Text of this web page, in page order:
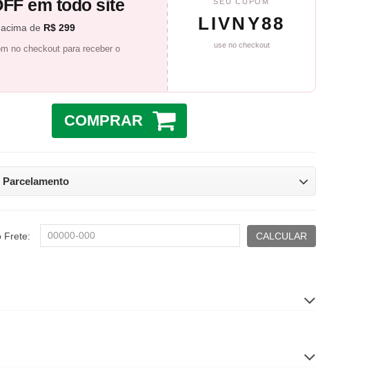
em todo site
de R$ 299
no checkout para receber o
LIVNY88
use no checkout
COMPRAR
Parcelamento
Frete: CALCULAR